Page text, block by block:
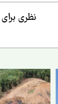
نظری